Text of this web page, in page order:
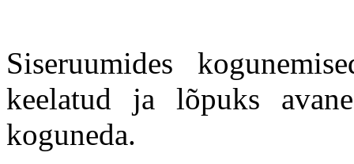
Siseruumides
keelatud ja lõpuks
koguneda.